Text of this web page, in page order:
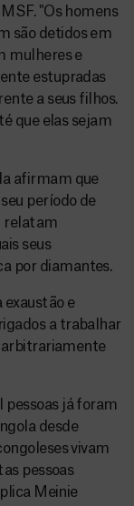
"Os homens
são detidos em
mulheres e
estupradas
a seus filhos.
que elas sejam
afirmam que
período de
relatam
seus
por diamantes.
e
a trabalhar
arbitrariamente
pessoas já foram
desde
vivam
pessoas
Meinie